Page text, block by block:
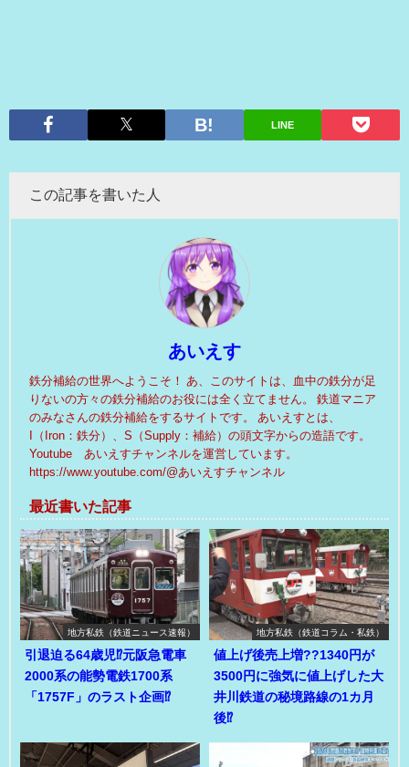
LINE
この記事を書いた人
あいえす
鉄分補給の世界へようこそ！ あ、このサイトは、血中の鉄分が足
りないの方々の鉄分補給のお役には全く立てません。 鉄道マニア
のみなさんの鉄分補給をするサイトです。 あいえすとは、
I（Iron：鉄分）、S（Supply：補給）の頭文字からの造語です。
Youtube あいえすチャンネルを運営しています。
https://www.youtube.com/@あいえすチャンネル
最近書いた記事
地方私鉄（鉄道ニュース速報）
引退迫る64歳児⁉元阪急電車
2000系の能勢電鉄1700系
「1757F」のラスト企画⁉
地方私鉄（鉄道コラム・私鉄）
値上げ後売上増??1340円が
3500円に強気に値上げした大
井川鉄道の秘境路線の1カ月
後⁉